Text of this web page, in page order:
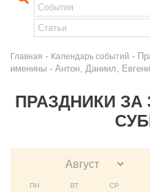
Главная - Календарь событий -
именины - Антон, Даниил,
ПРАЗДНИКИ ЗА
ПН ВТ СР